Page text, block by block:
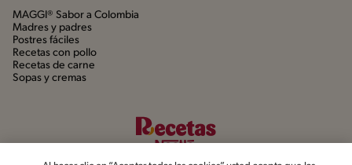
MAGGI® Sabor a Colombia
Madres y padres
Postres fáciles
Recetas con pollo
Recetas de carne
Sopas y cremas